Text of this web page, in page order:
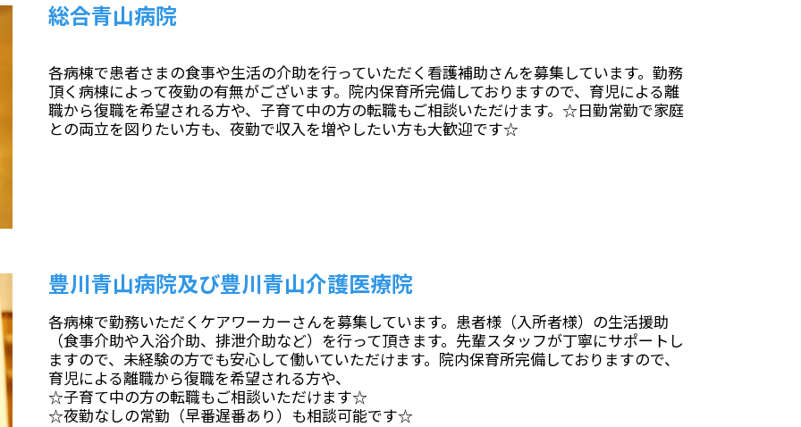
総合青山病院
各病棟で患者さまの食事や生活の介助を行っていただく看護補助さんを募集しています。勤務
頂く病棟によって夜勤の有無がございます。院内保育所完備しておりますので、育児による離
職から復職を希望される方や、子育て中の方の転職もご相談いただけます。☆日勤常勤で家庭
との両立を図りたい方も、夜勤で収入を増やしたい方も大歓迎です☆
豊川青山病院及び豊川青山介護医療院
各病棟で勤務いただくケアワーカーさんを募集しています。患者様（入所者様）の生活援助
（食事介助や入浴介助、排泄介助など）を行って頂きます。先輩スタッフが丁寧にサポートし
ますので、未経験の方でも安心して働いていただけます。院内保育所完備しておりますので、
育児による離職から復職を希望される方や、
☆子育て中の方の転職もご相談いただけます☆
☆夜勤なしの常勤（早番遅番あり）も相談可能です☆